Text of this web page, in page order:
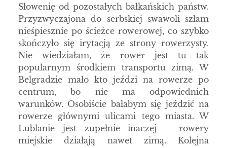
Słowenię od pozostałych bałkańskich państw.
Przyzwyczajona do serbskiej swawoli szłam
nieśpiesznie po ścieżce rowerowej, co szybko
skończyło się irytacją ze strony rowerzysty.
Nie wiedziałam, że rower jest tu tak
popularnym środkiem transportu zimą. W
Belgradzie mało kto jeździ na rowerze po
centrum, bo nie ma odpowiednich
warunków. Osobiście bałabym się jeździć na
rowerze głównymi ulicami tego miasta. W
Lublanie jest zupełnie inaczej – rowery
miejskie działają nawet zimą. Kolejna